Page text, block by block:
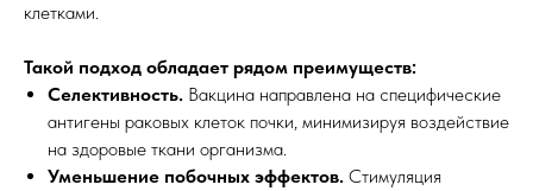
клетками.
Такой подход обладает рядом преимуществ:
Селективность. Вакцина направлена на специфические
антигены раковых клеток почки, минимизируя воздействие
на здоровые ткани организма.
Уменьшение побочных эффектов. Стимуляция